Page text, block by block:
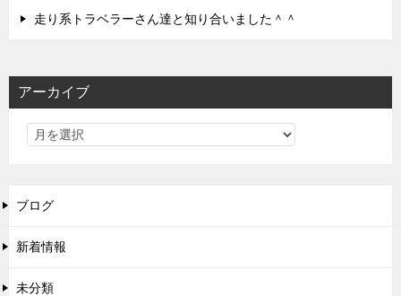
走り系トラベラーさん達と知り合いました＾＾
アーカイブ
ブログ
新着情報
未分類